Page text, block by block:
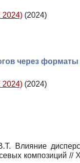
2024) (2024)
через форматы
2024) (2024)
Влияние
композиций